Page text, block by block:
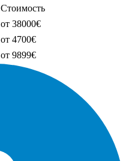
Стоимость
от 38000€
от 4700€
от 9899€